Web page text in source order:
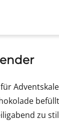
zu